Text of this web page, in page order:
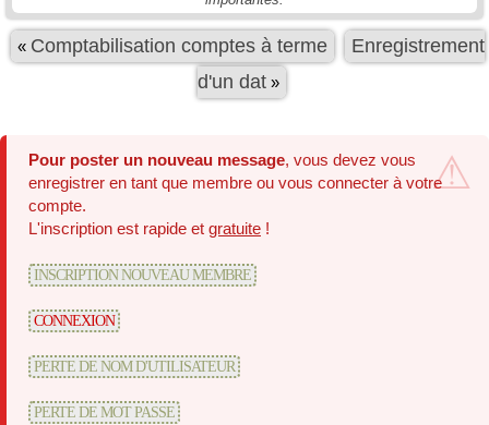
« Comptabilisation comptes à terme
Enregistrement
d'un dat »
Pour poster un nouveau message, vous devez vous
enregistrer en tant que membre ou vous connecter à votre
compte.
L'inscription est rapide et gratuite !
INSCRIPTION NOUVEAU MEMBRE
CONNEXION
PERTE DE NOM D'UTILISATEUR
PERTE DE MOT PASSE